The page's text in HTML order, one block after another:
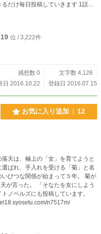
だけ毎日投稿していきます 1話あ
毎日投稿するためですのでよろし
位 / 3,222件
感想数 0
文字数 4,126
日 2016.10.22
登録日 2016.07.15
お気に入り追加 12
天は、極上の「女」を育てようと
ばれ、手入れを受ける「菊」と名
びつな関係が始まって５年。 菊が
が言った。 「そなたを女にしよう
n7517m/